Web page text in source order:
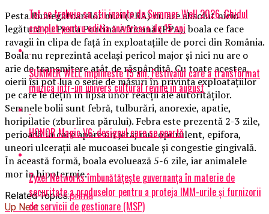
Pesta Rumegătoarelor mici (PRA) nu are absolut nicio
legătură cu Pesta Porcină Africană (PPA), boala ce face
ravagii în clipa de faţă în exploataţiile de porci din România.
Boala nu reprezintă acelaşi pericol major şi nici nu are o
arie de transmitere atât de răspândită. Cu toate acestea,
oierii îşi pot lua o serie de măsuri în privinţa exploataţiilor
pe care le deţin în lipsa unor reacţii ale autorităţilor.
Semnele bolii sunt febră, tulburări, anorexie, apatie,
horipilatie (zburlirea părului). Febra este prezentă 2-3 zile,
perioadă în care apare un jetaj mucopurulent, epifora,
uneori ulceraţii ale mucoasei bucale şi congestie gingivală.
În această formă, boala evoluează 5-6 zile, iar animalele
mor în hipotermie.
Related Topics:prima
Up Next
Tot ce trebuie sa stii inainte de Summer Well 2026. Ghidul
complet pentru editia aniversara de 15 ani
SUMMER WELL implineste 15 ani. Festivalul care a transformat
muzica intr-un univers cultural revine in august
HONOR Magic V6: designul care se poartă
Zyxel Networks îmbunătățește guvernanța în materie de
securitate a produselor pentru a proteja IMM-urile și furnizorii
de servicii de gestionare (MSP)